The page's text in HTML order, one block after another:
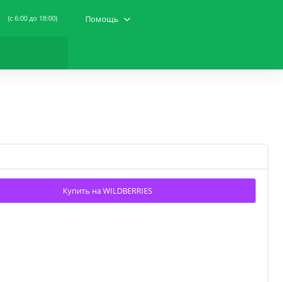
(c 6:00 до 18:00) Помощь
Купить на WILDBERRIES